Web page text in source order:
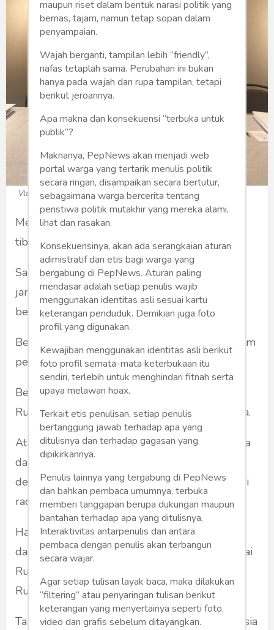
Vladimir Makei (Foto: Facebook)
Menteri luar negeri Belarusia Vladimir Makro
tiba tiba meninggal dunia.
Sang menteri kemungkinan terkena serangan
jantung. Dia meninggal hanya dua hari setelah
bertemu menteri luar negeri Rusia Lavrov.
Belarusia saat ini secara langsung terlibat dalam
perang di Ukraina sesuai dengan arahan Putin.
Belarusia mengizinkan semua senjata canggih
Rusia termasuk nuklir untuk parkir di Belarusia.
Atas kejadian meninggalnya sang Menlu secara
dadakan, NATO lalu memanfaatkan kasus ini
dengan memfitnah Rusia bahwa sang Menlu di
racun oleh Rusia.
Hal ini untuk membenturkan antara Belarusia
dan Rusia. Tujuannya agar Belarusia mencurigai
Rusia lalu mengambil sikap melarang senjata
Rusia di Belarusia.
Tapi NATO salah hitung, sang Presiden Belarusia
maupun riset dalam bentuk narasi politik yang
bernas, tajam, namun tetap sopan dalam
penyampaian.
Wajah berganti, tampilan lebih “friendly”,
nafas tetaplah sama. Perubahan ini bukan
hanya pada wajah dan rupa tampilan, tetapi
berikut jeroannya.
Apa makna dan konsekuensi “terbuka untuk
publik”?
Maknanya, PepNews akan menjadi web
portal warga yang tertarik menulis politik
secara ringan, disampaikan secara bertutur,
sebagaimana warga bercerita tentang
peristiwa politik mutakhir yang mereka alami,
lihat dan rasakan.
Konsekuensinya, akan ada serangkaian aturan
adimistratif dan etis bagi warga yang
bergabung di PepNews. Aturan paling
mendasar adalah setiap penulis wajib
menggunakan identitas asli sesuai kartu
keterangan penduduk. Demikian juga foto
profil yang digunakan.
Kewajiban menggunakan identitas asli berikut
foto profil semata-mata keterbukaan itu
sendiri, terlebih untuk menghindari fitnah serta
upaya melawan hoax.
Terkait etis penulisan, setiap penulis
bertanggung jawab terhadap apa yang
ditulisnya dan terhadap gagasan yang
dipikirkannya.
Penulis lainnya yang tergabung di PepNews
dan bahkan pembaca umumnya, terbuka
memberi tanggapan berupa dukungan maupun
bantahan terhadap apa yang ditulisnya.
Interaktivitas antarpenulis dan antara
pembaca dengan penulis akan terbangun
secara wajar.
Agar setiap tulisan layak baca, maka dilakukan
“filtering” atau penyaringan tulisan berikut
keterangan yang menyertainya seperti foto,
video dan grafis sebelum ditayangkan.